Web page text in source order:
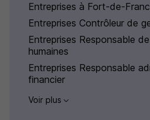
Entreprises à Fort-de-
Entreprises Contrôleur de
Entreprises Responsable
humaines
Entreprises Responsable
financier
Voir plus